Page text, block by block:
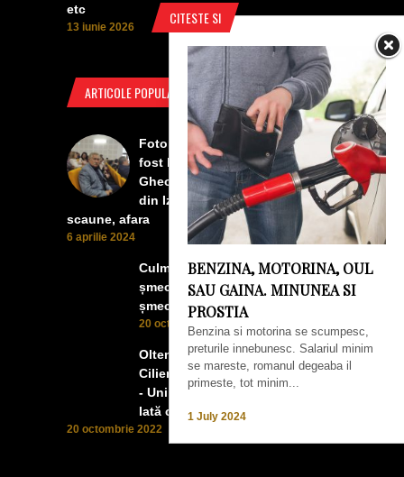
CITESTE SI
BENZINA, MOTORINA, OUL
SAU GAINA. MINUNEA SI
PROSTIA
Benzina si motorina se scumpesc,
preturile innebunesc. Salariul minim
se mareste, romanul degeaba il
primeste, tot minim...
1 July 2024
etc
13 iunie 2026
ARTICOLE POPULARE
Foto Izbiceni - Lumea buna a
fost la concertul lui Tudor
Gheorghe. Lumea prea buna
din Izbiceni a avut un ecran si
scaune, afara
6 aprilie 2024
Culmea smecheriei! O mașină
șmecheră l-a trădat pe cel mai
șmecher oltean
20 octombrie 2022
Oltenii, Dăbulenii, Izbicenii,
Cilienii s-au înfrățit cu Puchenii
- Unii cu munca, alții cu profitul.
Iată ce a ieșit!
20 octombrie 2022